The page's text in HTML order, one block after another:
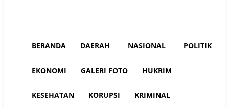
BERANDA DAERAH NASIONAL POLITIK
EKONOMI GALERI FOTO HUKRIM
KESEHATAN KORUPSI KRIMINAL